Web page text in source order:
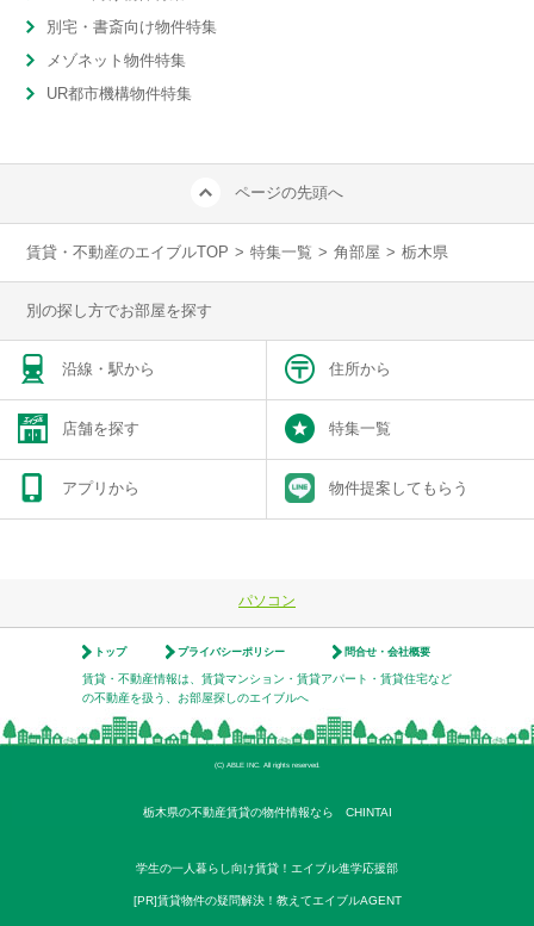
別宅・書斎向け物件特集
メゾネット物件特集
UR都市機構物件特集
ページの先頭へ
賃貸・不動産のエイブルTOP > 特集一覧 > 角部屋 > 栃木県
別の探し方でお部屋を探す
沿線・駅から 住所から
店舗を探す 特集一覧
アプリから 物件提案してもらう
パソコン
トップ プライバシーポリシー 問合せ・会社概要
賃貸・不動産情報は、賃貸マンション・賃貸アパート・賃貸住宅など
の不動産を扱う、お部屋探しのエイブルへ
(C) ABLE INC. All rights reserved.
栃木県の不動産賃貸の物件情報なら CHINTAI
学生の一人暮らし向け賃貸！エイブル進学応援部
[PR]賃貸物件の疑問解決！教えてエイブルAGENT